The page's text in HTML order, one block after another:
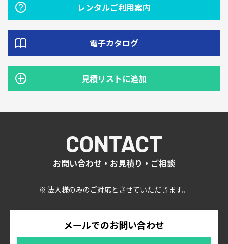
レンタルご利用案内
電子カタログ
見積リストに追加
CONTACT
お問い合わせ・お見積り・ご相談
※ 法人様のみのご対応とさせていただきます。
メールでのお問い合わせ